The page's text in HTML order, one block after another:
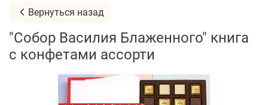
Вернуться назад
"Собор Василия Блаженного" книга
с конфетами ассорти